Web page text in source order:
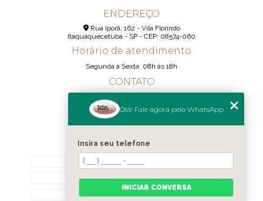
ENDEREÇO
Rua Iporã, 162 - Vila Florindo
Itaquaquecetuba - SP - CEP: 08574-060
Horário de atendimento
Segunda á Sexta: 08h ás 18h
CONTATO
(11) 98189-1344
MENU
HOME
QUEM SOMOS
CONTATO
Olá! Fale agora pelo WhatsApp
Insira seu telefone
INICIAR CONVERSA